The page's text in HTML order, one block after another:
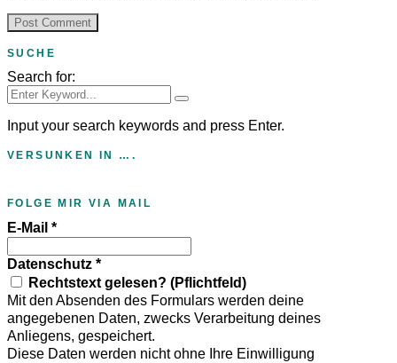
SUCHE
Search for:
Input your search keywords and press Enter.
VERSUNKEN IN ….
FOLGE MIR VIA MAIL
E-Mail *
Datenschutz *
Rechtstext gelesen? (Pflichtfeld)
Mit den Absenden des Formulars werden deine
angegebenen Daten, zwecks Verarbeitung deines
Anliegens, gespeichert.
Diese Daten werden nicht ohne Ihre Einwilligung